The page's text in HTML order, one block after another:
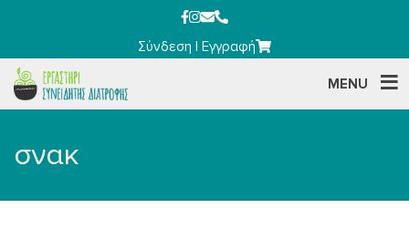
Σύνδεση |Εγγραφή
MENU
σνακ